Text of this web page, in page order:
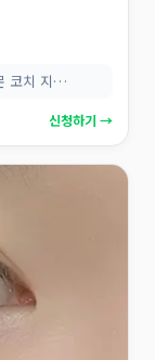
코치 지…
신청하기 →